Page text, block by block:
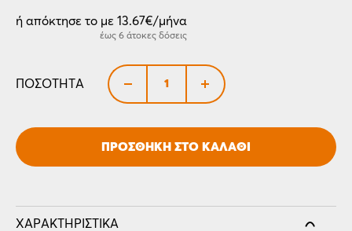
ή απόκτησε το με 13.67€/μήνα
έως 6 άτοκες δόσεις
ΠΟΣΌΤΗΤΑ
+
ΠΡΟΣΘΉΚΗ ΣΤΟ ΚΑΛΆΘΙ
ΧΑΡΑΚΤΗΡΙΣΤΙΚΆ